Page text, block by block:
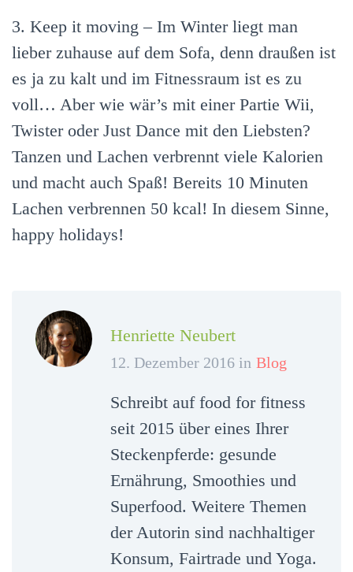
3. Keep it moving – Im Winter liegt man
lieber zuhause auf dem Sofa, denn draußen ist
es ja zu kalt und im Fitnessraum ist es zu
voll… Aber wie wär’s mit einer Partie Wii,
Twister oder Just Dance mit den Liebsten?
Tanzen und Lachen verbrennt viele Kalorien
und macht auch Spaß! Bereits 10 Minuten
Lachen verbrennen 50 kcal! In diesem Sinne,
happy holidays!
Henriette Neubert
12. Dezember 2016 in Blog
Schreibt auf food for fitness
seit 2015 über eines Ihrer
Steckenpferde: gesunde
Ernährung, Smoothies und
Superfood. Weitere Themen
der Autorin sind nachhaltiger
Konsum, Fairtrade und Yoga.